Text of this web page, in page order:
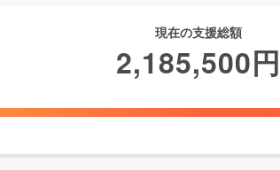
現在の支援総額
2,185,500円